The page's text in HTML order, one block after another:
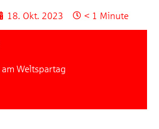
18. Okt. 2023 < 1 Minute
Weltspartag